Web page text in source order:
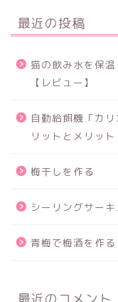
最近の投稿
猫の飲み水を保
【レビュー】
自動給餌機「カ
リットとメリット
梅干しを作る
シーリングサー
青梅で梅酒を作る
最近のコメント